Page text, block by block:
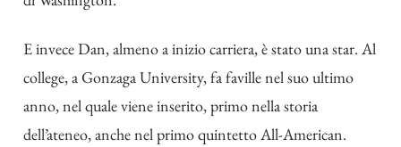
E invece Dan, almeno a inizio carriera, è stato una star. Al
college, a Gonzaga University, fa faville nel suo ultimo
anno, nel quale viene inserito, primo nella storia
dell’ateneo, anche nel primo quintetto All-American.